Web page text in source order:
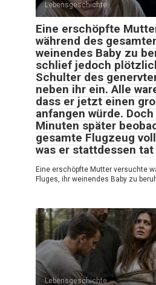
Lebensgeschichte
Eine erschöpfte
während des
weinendes Baby zu
schlief jedoch
Schulter des
neben ihr ein. Alle
dass er jetzt einen
anfangen würde.
Minuten später
gesamte Flugzeug
was er stattdessen tat
Eine erschöpfte Mutter versuchte
Fluges, ihr weinendes Baby zu
Lebensgeschichte